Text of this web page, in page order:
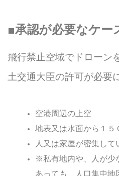
■承認が必要なケー
飛行禁止空域でドローン
土交通大臣の許可が必要
空港周辺の上空
地表又は水面から１５
人又は家屋が密集し
※私有地内や、人が少
あっても、人口集中